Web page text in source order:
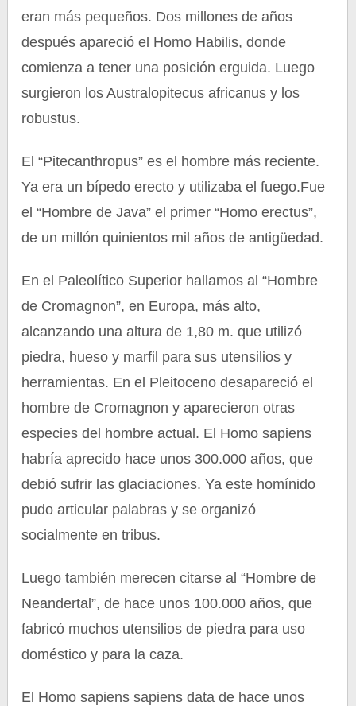
eran más pequeños. Dos millones de años
después apareció el Homo Habilis, donde
comienza a tener una posición erguida. Luego
surgieron los Australopitecus africanus y los
robustus.
El “Pitecanthropus” es el hombre más reciente.
Ya era un bípedo erecto y utilizaba el fuego.Fue
el “Hombre de Java” el primer “Homo erectus”,
de un millón quinientos mil años de antigüedad.
En el Paleolítico Superior hallamos al “Hombre
de Cromagnon”, en Europa, más alto,
alcanzando una altura de 1,80 m. que utilizó
piedra, hueso y marfil para sus utensilios y
herramientas. En el Pleitoceno desapareció el
hombre de Cromagnon y aparecieron otras
especies del hombre actual. El Homo sapiens
habría aprecido hace unos 300.000 años, que
debió sufrir las glaciaciones. Ya este homínido
pudo articular palabras y se organizó
socialmente en tribus.
Luego también merecen citarse al “Hombre de
Neandertal”, de hace unos 100.000 años, que
fabricó muchos utensilios de piedra para uso
doméstico y para la caza.
El Homo sapiens sapiens data de hace unos